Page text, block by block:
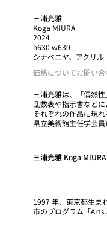
三浦光雅
Koga MIURA
2024
h630 w630
シナベニヤ、アクリル
価格についてお問い合
三浦光雅は、「偶然
乱数表や指示書など
それぞれの作品に現
県立美術館主任学芸員)
三浦光雅 Koga MIURA
1997 年、東京都生ま
市のプログラム「Arts